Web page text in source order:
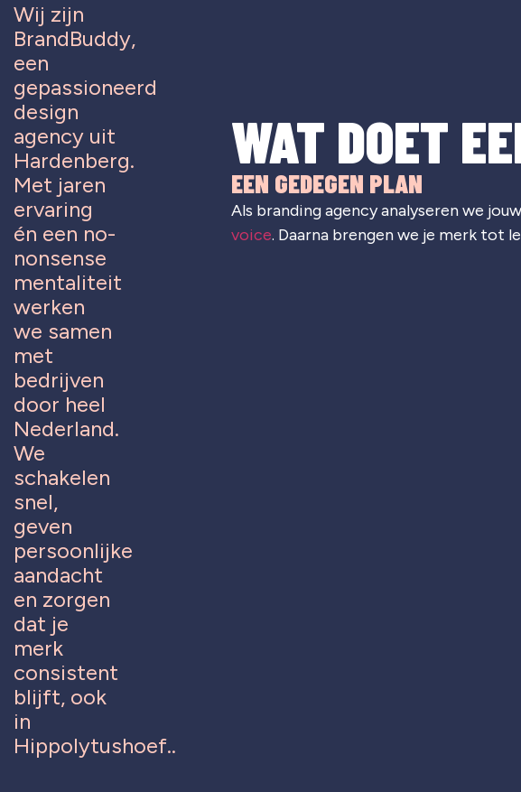
Wij zijn
BrandBuddy,
een
gepassioneerd
design
agency uit
Hardenberg.
Met jaren
ervaring
én een no-
nonsense
mentaliteit
werken
we samen
met
bedrijven
door heel
Nederland.
We
schakelen
snel,
geven
persoonlijke
aandacht
en zorgen
dat je
merk
consistent
blijft, ook
in
Hippolytushoef..
WAT DOET
EEN GEDEGEN PLAN
Als branding agency analyseren we
voice. Daarna brengen we je merk tot